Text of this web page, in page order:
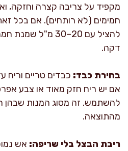
מקפיד על צריבה קצרה וחזקה,
חמימים (לא רותחים). אם בכל
להציל עם 20–30
דקה.
בחירת כבד: כבדים טריים וריח
אם יש ריח חזק מאוד או צבע
מהתוצאה.
ריבת הבצל בלי שריפה: אש